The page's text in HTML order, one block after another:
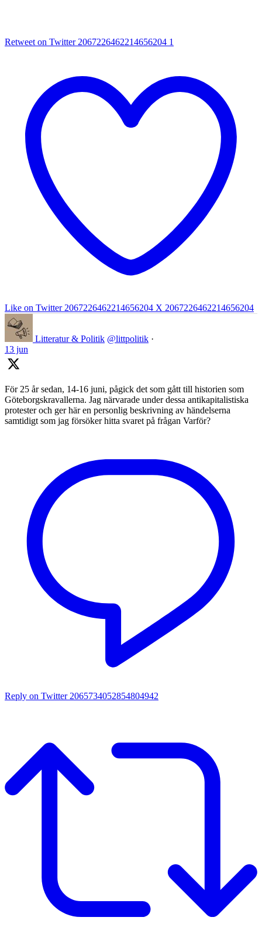
Retweet on Twitter 2067226462214656204 1
Like on Twitter 2067226462214656204 X 2067226462214656204
Litteratur & Politik @littpolitik ·
13 jun
För 25 år sedan, 14-16 juni, pågick det som gått till historien som
Göteborgskravallerna. Jag närvarade under dessa antikapitalistiska
protester och ger här en personlig beskrivning av händelserna
samtidigt som jag försöker hitta svaret på frågan Varför?
Reply on Twitter 2065734052854804942